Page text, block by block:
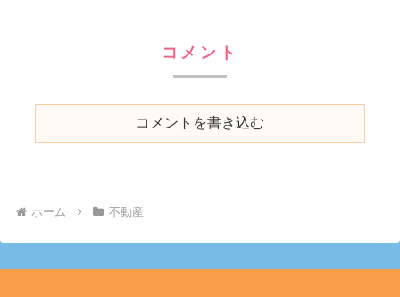
コメント
コメントを書き込む
ホーム 不動産